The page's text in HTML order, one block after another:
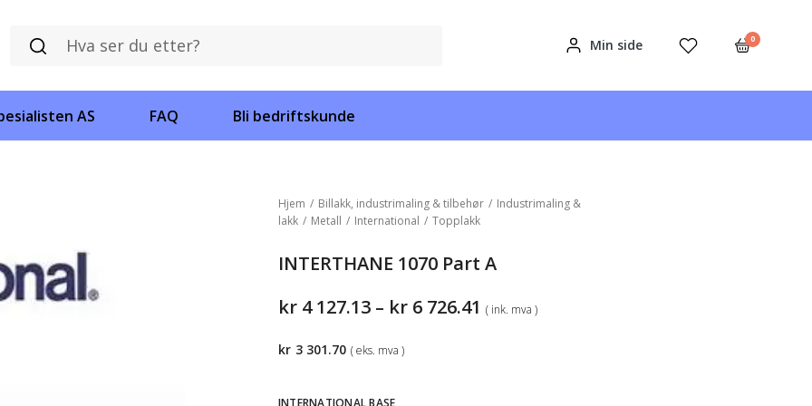
Min side 0
AS FAQ Bli bedriftskunde
Hjem / Billakk, industrimaling & tilbehør / Industrimaling &
lakk / Metall / International / Topplakk
INTERTHANE 1070 Part A
kr 4 127.13 – kr 6 726.41 Prisområde:
kr4
( ink. mva )
INTERNATIONAL BASE
kr 3 301.70 ( eks. mva )